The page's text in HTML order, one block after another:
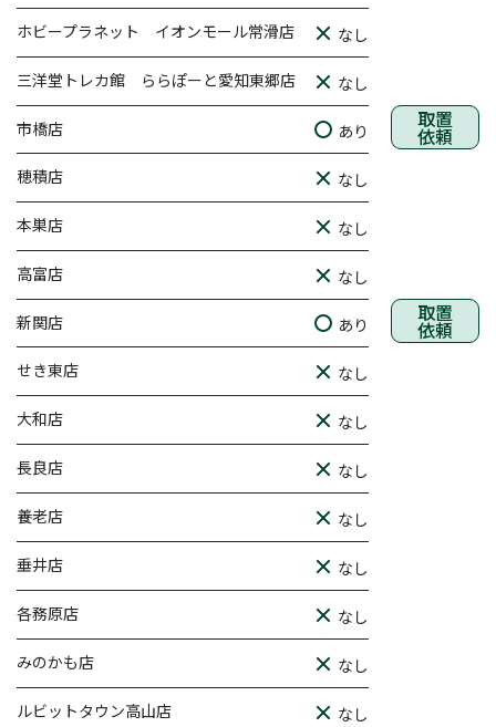
ホビープラネット イオンモール常滑店 なし
三洋堂トレカ館 ららぽーと愛知東郷店 なし
市橋店 あり 取置
依頼
穂積店 なし
本巣店 なし
高富店 なし
新関店 あり 取置
依頼
せき東店 なし
大和店 なし
長良店 なし
養老店 なし
垂井店 なし
各務原店 なし
みのかも店 なし
ルビットタウン高山店 なし